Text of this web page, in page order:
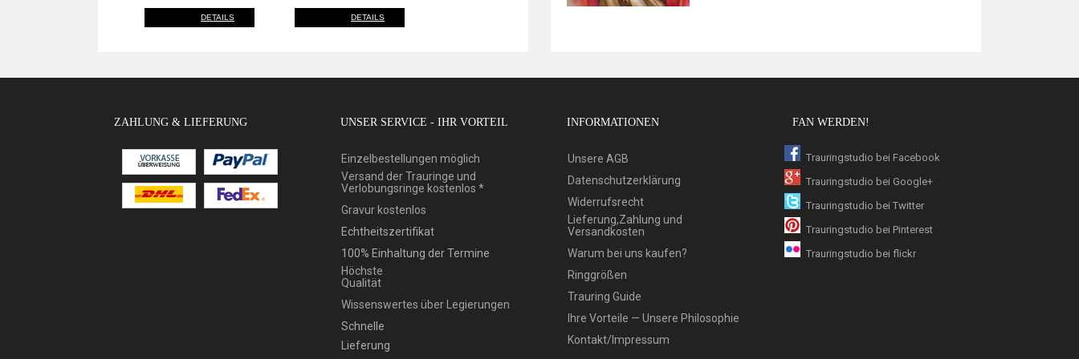
DETAILS DETAILS
ZAHLUNG & LIEFERUNG UNSER SERVICE - IHR VORTEIL
Einzelbestellungen möglich
Versand der Trauringe und
Verlobungsringe kostenlos *
Gravur kostenlos
Echtheitszertifikat
100% Einhaltung der Termine
Höchste
Qualität
Wissenswertes über Legierungen
Schnelle
Lieferung
INFORMATIONEN
Unsere AGB
Datenschutzerklärung
Widerrufsrecht
Lieferung,Zahlung und
Versandkosten
Warum bei uns kaufen?
Ringgrößen
Trauring Guide
Ihre Vorteile — Unsere Philosophie
Kontakt/Impressum
FAN WERDEN!
Trauringstudio bei Facebook
Trauringstudio bei Google+
Trauringstudio bei Twitter
Trauringstudio bei Pinterest
Trauringstudio bei flickr